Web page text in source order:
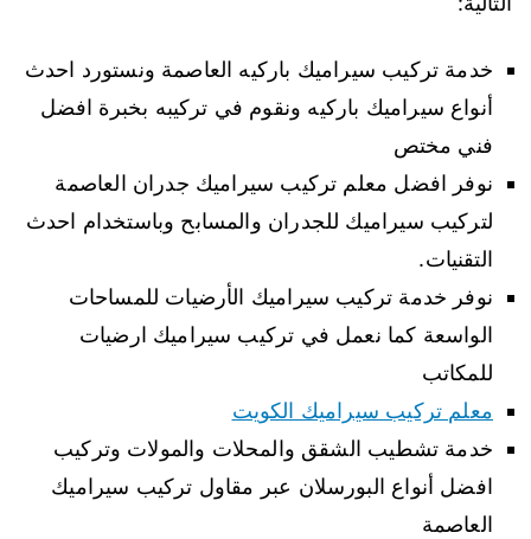
خدمة تركيب سيراميك باركيه العاصمة ونستورد احدث
أنواع سيراميك باركيه ونقوم في تركيبه بخبرة افضل
فني مختص
نوفر افضل معلم تركيب سيراميك جدران العاصمة
لتركيب سيراميك للجدران والمسابح وباستخدام احدث
التقنيات.
نوفر خدمة تركيب سيراميك الأرضيات للمساحات
الواسعة كما نعمل في تركيب سيراميك ارضيات
للمكاتب
معلم تركيب سيراميك الكويت
خدمة تشطيب الشقق والمحلات والمولات وتركيب
افضل أنواع البورسلان عبر مقاول تركيب سيراميك
العاصمة